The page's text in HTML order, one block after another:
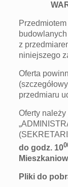
z
niniejszego
Oferta
przedmiaru
Oferty należy
do godz. 10
Pliki do